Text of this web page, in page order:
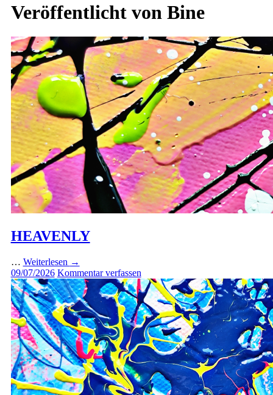
Veröffentlicht von Bine
HEAVENLY
… Weiterlesen →
09/07/2026 Kommentar verfassen